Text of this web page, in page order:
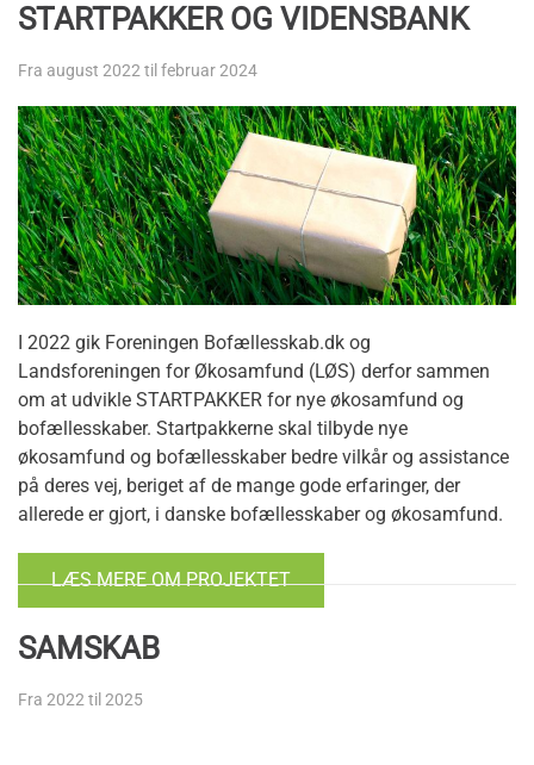
STARTPAKKER OG VIDENSBANK
Fra august 2022 til februar 2024
I 2022 gik Foreningen Bofællesskab.dk og
Landsforeningen for Økosamfund (LØS) derfor sammen
om at udvikle STARTPAKKER for nye økosamfund og
bofællesskaber. Startpakkerne skal tilbyde nye
økosamfund og bofællesskaber bedre vilkår og assistance
på deres vej, beriget af de mange gode erfaringer, der
allerede er gjort, i danske bofællesskaber og økosamfund.
LÆS MERE OM PROJEKTET
SAMSKAB
Fra 2022 til 2025